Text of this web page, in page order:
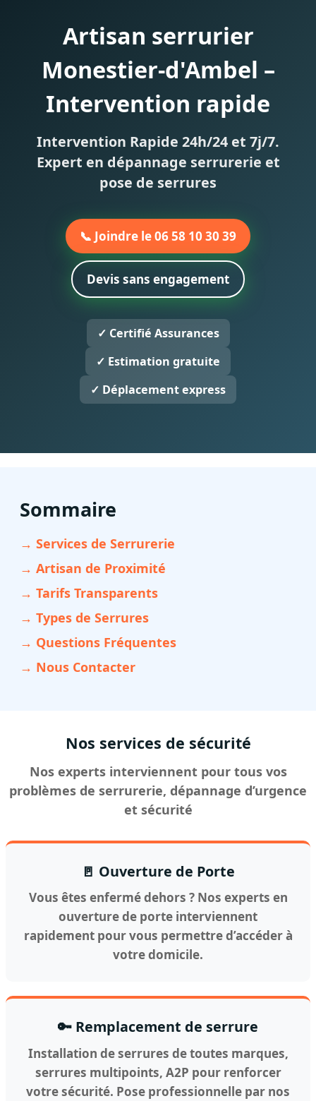
Artisan serrurier
Monestier-d'Ambel –
Intervention rapide
Intervention Rapide 24h/24 et 7j/7.
Expert en dépannage serrurerie et
pose de serrures
📞 Joindre le 06 58 10 30 39
Devis sans engagement
✓ Certifié Assurances
✓ Estimation gratuite
✓ Déplacement express
Sommaire
→ Services de Serrurerie
→ Artisan de Proximité
→ Tarifs Transparents
→ Types de Serrures
→ Questions Fréquentes
→ Nous Contacter
Nos services de sécurité
Nos experts interviennent pour tous vos
problèmes de serrurerie, dépannage d’urgence
et sécurité
🚪 Ouverture de Porte
Vous êtes enfermé dehors ? Nos experts en
ouverture de porte interviennent
rapidement pour vous permettre d’accéder à
votre domicile.
🔑 Remplacement de serrure
Installation de serrures de toutes marques,
serrures multipoints, A2P pour renforcer
votre sécurité. Pose professionnelle par nos